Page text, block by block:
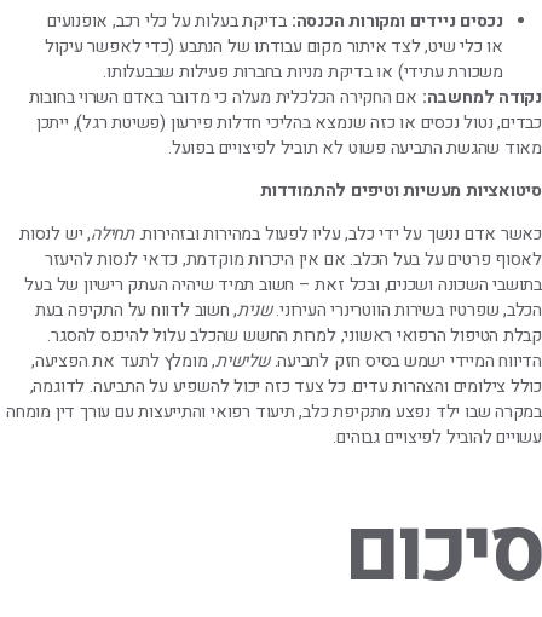
נכסים ניידים ומקורות הכנסה: בדיקת בעלות על כלי רכב, אופנועים
או כלי שיט, לצד איתור מקום עבודתו של הנתבע (כדי לאפשר עיקול
משכורת עתידי) או בדיקת מניות בחברות פעילות שבבעלותו.
נקודה למחשבה: אם החקירה הכלכלית מעלה כי מדובר באדם השרוי בחובות
כבדים, נטול נכסים או כזה שנמצא בהליכי חדלות פירעון (פשיטת רגל), ייתכן
מאוד שהגשת התביעה פשוט לא תוביל לפיצויים בפועל.
סיטואציות מעשיות וטיפים להתמודדות
כאשר אדם ננשך על ידי כלב, עליו לפעול במהירות ובזהירות.תחילה, יש לנסות
לאסוף פרטים על בעל הכלב. אם אין היכרות מוקדמת, כדאי לנסות להיעזר
בתושבי השכונה ושכנים, ובכל זאת – חשוב תמיד שיהיה העתק רישיון של בעל
הכלב, שפרטיו בשירות הווטרינרי העירוני.שנית, חשוב לדווח על התקיפה בעת
קבלת הטיפול הרפואי ראשוני, למרות החשש שהכלב עלול להיכנס להסגר.
הדיווח המיידי ישמש בסיס חזק לתביעה.שלישית, מומלץ לתעד את הפציעה,
כולל צילומים והצהרות עדים. כל צעד כזה יכול להשפיע על התביעה. לדוגמה,
במקרה שבו ילד נפצע מתקיפת כלב, תיעוד רפואי והתייעצות עם עורך דין מומחה
עשויים להוביל לפיצויים גבוהים.
סיכום